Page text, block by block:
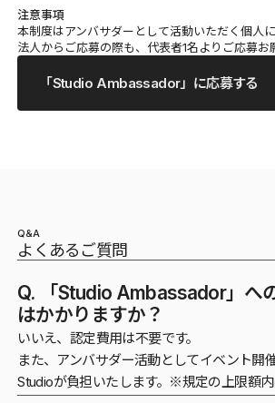
注意事項
本制度はアンバサダーとして活動いただく個人に
法人からご応募の際も、代表者1名よりご応募お
「Studio Ambassador」に応募する
Q&A
よくあるご質問
Q. 「Studio Ambassador」へ
はかかりますか？
いいえ、認定費用は不要です。
また、アンバサダー活動としてイベント開
Studioが負担いたします。※規定の上限額